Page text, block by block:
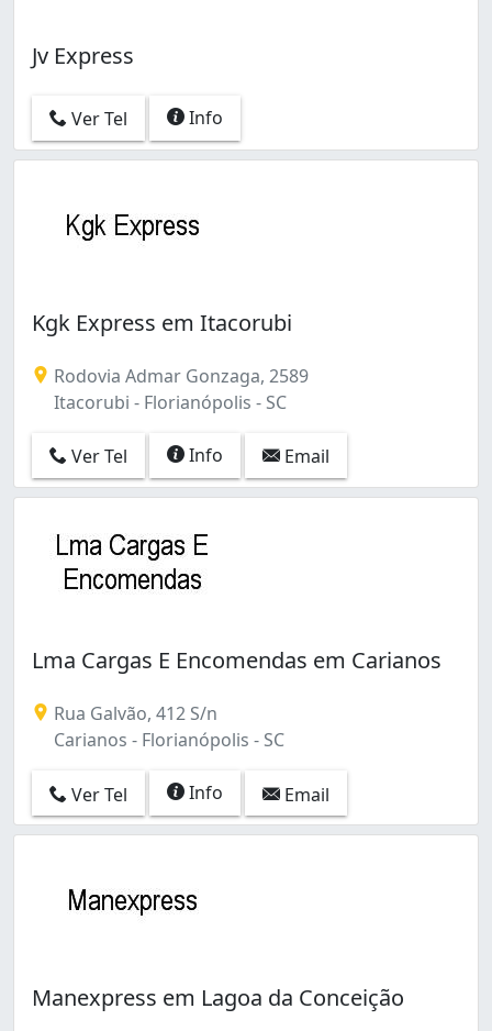
Jv Express
Ver Tel Info
Kgk Express em Itacorubi
Rodovia Admar Gonzaga, 2589
Itacorubi - Florianópolis - SC
Ver Tel Info Email
Lma Cargas E Encomendas em Carianos
Rua Galvão, 412 S/n
Carianos - Florianópolis - SC
Ver Tel Info Email
Manexpress em Lagoa da Conceição